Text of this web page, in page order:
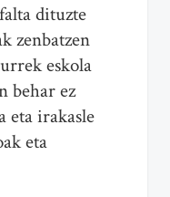
dituzte
zenbatzen
eskola
behar ez
eta irakasle
eta